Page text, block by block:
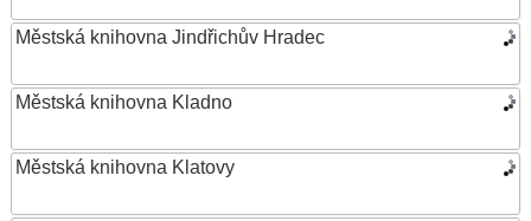
Městská knihovna Jindřichův Hradec
Městská knihovna Kladno
Městská knihovna Klatovy